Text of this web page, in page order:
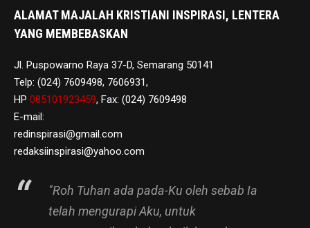
ALAMAT MAJALAH KRISTIANI INSPIRASI, LENTERA
YANG MEMBEBASKAN
Jl. Puspowarno Raya 37-D, Semarang 50141
Telp: (024) 7609498, 7606931,
HP 085101923459, Fax: (024) 7609498
E-mail:
redinspirasi@gmail.com
redaksiinspirasi@yahoo.com
"Roh Tuhan ada pada-Ku oleh sebab Ia
telah mengurapi Aku, untuk